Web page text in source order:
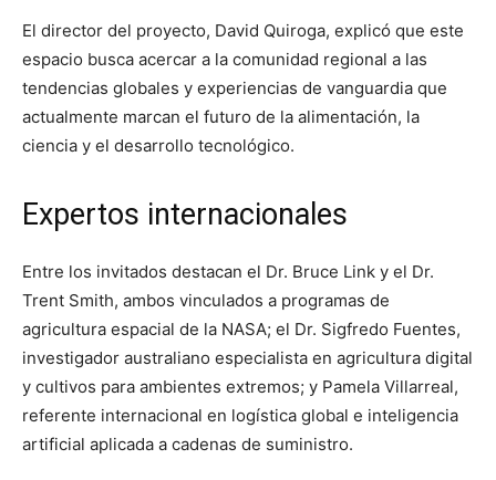
El director del proyecto, David Quiroga, explicó que este
espacio busca acercar a la comunidad regional a las
tendencias globales y experiencias de vanguardia que
actualmente marcan el futuro de la alimentación, la
ciencia y el desarrollo tecnológico.
Expertos internacionales
Entre los invitados destacan el Dr. Bruce Link y el Dr.
Trent Smith, ambos vinculados a programas de
agricultura espacial de la NASA; el Dr. Sigfredo Fuentes,
investigador australiano especialista en agricultura digital
y cultivos para ambientes extremos; y Pamela Villarreal,
referente internacional en logística global e inteligencia
artificial aplicada a cadenas de suministro.